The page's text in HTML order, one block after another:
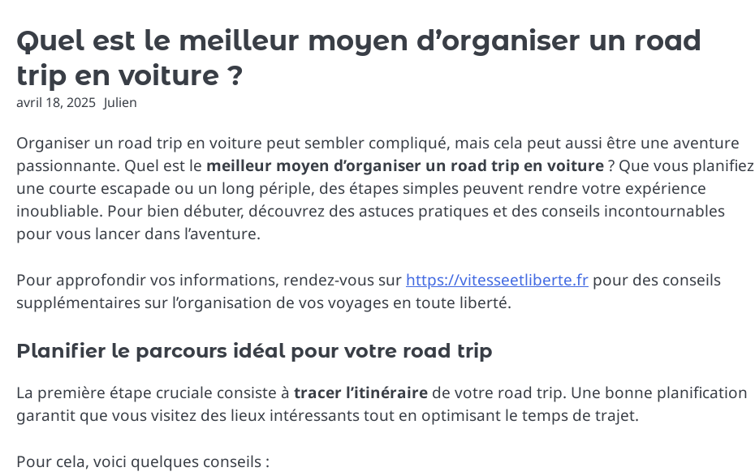
Quel est le meilleur moyen d’organiser un road
trip en voiture ?
avril 18, 2025 Julien
Organiser un road trip en voiture peut sembler compliqué, mais cela peut aussi être une aventure
passionnante. Quel est le meilleur moyen d’organiser un road trip en voiture? Que vous planifiez
une courte escapade ou un long périple, des étapes simples peuvent rendre votre expérience
inoubliable. Pour bien débuter, découvrez des astuces pratiques et des conseils incontournables
pour vous lancer dans l’aventure.
Pour approfondir vos informations, rendez-vous sur https://vitesseetliberte.fr pour des conseils
supplémentaires sur l’organisation de vos voyages en toute liberté.
Planifier le parcours idéal pour votre road trip
La première étape cruciale consiste à tracer l’itinéraire de votre road trip. Une bonne planification
garantit que vous visitez des lieux intéressants tout en optimisant le temps de trajet.
Pour cela, voici quelques conseils :